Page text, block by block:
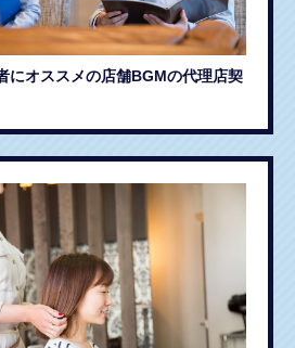
にオススメの店舗BGMの代理店契